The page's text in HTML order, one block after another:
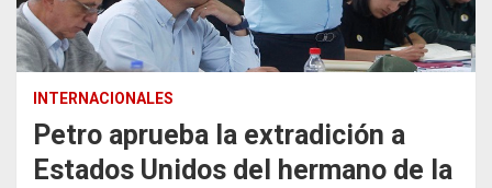
INTERNACIONALES
Petro aprueba la extradición a
Estados Unidos del hermano de la